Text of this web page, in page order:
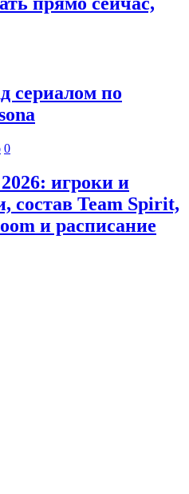
сериалом по
0
игроки и
состав Team Spirit,
и расписание